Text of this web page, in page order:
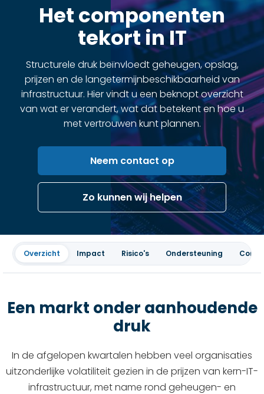
Het componenten
tekort in IT
Structurele druk beïnvloedt geheugen, opslag,
prijzen en de langetermijnbeschikbaarheid van
infrastructuur. Hier vindt u een beknopt overzicht
van wat er verandert, wat dat betekent en hoe u
met vertrouwen kunt plannen.
Neem contact op
Zo kunnen wij helpen
Overzicht Impact Risico's Ondersteuning
Een markt onder aanhoudende
druk
In de afgelopen kwartalen hebben veel organisaties
uitzonderlijke volatiliteit gezien in de prijzen van kern-IT-
infrastructuur, met name rond geheugen- en